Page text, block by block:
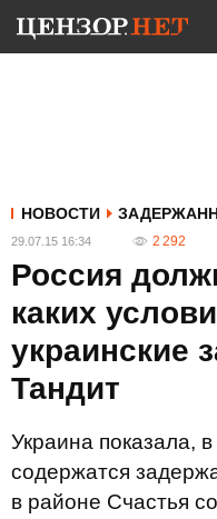
НОВОСТИ
29.07.15 16:34 2 292
Россия
каких
украинские
Тандит
Украина показала,
содержатся
в районе Счастья